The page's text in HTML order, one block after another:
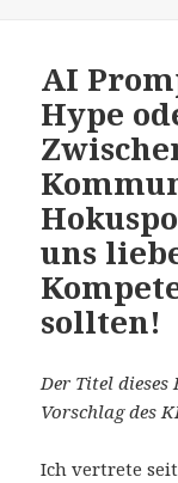
AI
Hype
uns
sollten!
Der Titel
Vorschlag des
Ich vertrete